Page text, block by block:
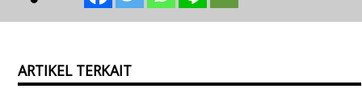
ARTIKEL TERKAIT